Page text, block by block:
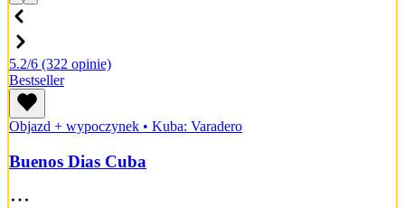
5.2/6 (322 opinie)
Bestseller
Objazd + wypoczynek • Kuba: Varadero
Buenos Dias Cuba